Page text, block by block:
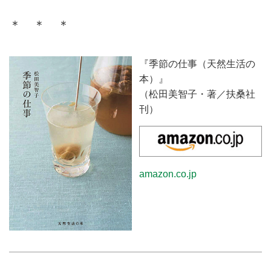
＊ ＊ ＊
『季節の仕事（天然生活の
本）』
（松田美智子・著／扶桑社
刊）
amazon.co.jp